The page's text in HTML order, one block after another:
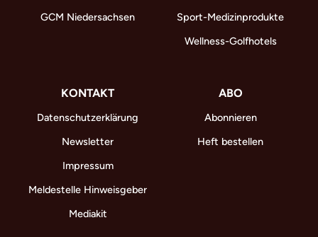
GCM Niedersachsen
Sport-Medizinprodukte
Wellness-Golfhotels
KONTAKT
Datenschutzerklärung
Newsletter
Impressum
Meldestelle Hinweisgeber
Mediakit
ABO
Abonnieren
Heft bestellen